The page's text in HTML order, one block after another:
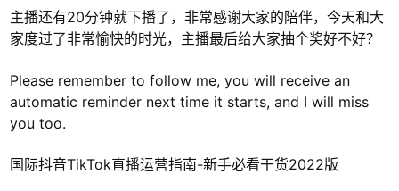
主播还有20分钟就下播了，非常感谢大家的陪伴，今天和大
家度过了非常愉快的时光，主播最后给大家抽个奖好不好？
Please remember to follow me, you will receive an
automatic reminder next time it starts, and I will miss
you too.
国际抖音TikTok直播运营指南-新手必看干货2022版